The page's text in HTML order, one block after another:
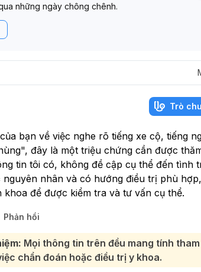
những ngày chông chênh.
Trò
bạn về việc nghe rõ tiếng xe cộ, tiếng
đây là một triệu chứng cần được
tin tôi có, không đề cập cụ thể đến tình
nhân và có hướng điều trị phù
khoa để được kiểm tra và tư vấn cụ thể.
Phản hồi
Mọi thông tin trên đều mang tính
chẩn đoán hoặc điều trị y khoa.